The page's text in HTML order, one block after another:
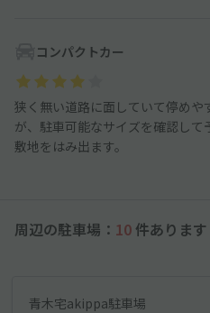
コンパクトカー
狭く無い道路に面していて停めや
が、駐車可能なサイズを確認して
敷地をはみ出ます。
周辺の駐車場： 10 件あります
青木宅akippa駐車場